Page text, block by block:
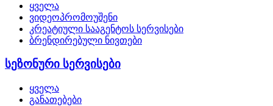
ყველა
ვიდეოპრომოუშენი
კრეატიული სააგენტოს სერვისები
ბრენდირებული ნივთები
სეზონური სერვისები
ყველა
განათებები